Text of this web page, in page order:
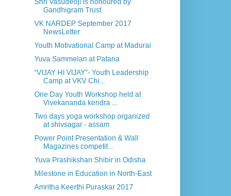
Shri Vasudeoji is honoured by
Gandhigram Trust
VK NARDEP September 2017
NewsLetter
Youth Motivational Camp at Madurai
Yuva Sammelan at Patana
“VIJAY HI VIJAY”- Youth Leadership
Camp at VKV Chi...
One Day Youth Workshop held at
Vivekananda kendra ...
Two days yoga workshop organized
at shivsagar - assam
Power Point Presentation & Wall
Magazines competit...
Yuva Prashikshan Shibir in Odisha
Milestone in Education in North-East
Amritha Keerthi Puraskar 2017